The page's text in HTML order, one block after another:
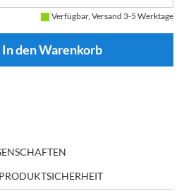
Verfügbar, Versand 3-5 Werktage